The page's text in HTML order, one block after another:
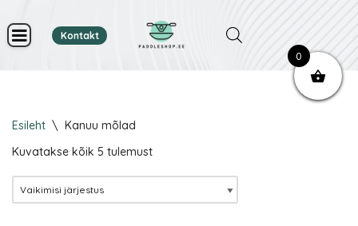
Skip
content
Kontakt
Esileht \ Kanuu mõlad
Kuvatakse kõik 5 tulemust
0